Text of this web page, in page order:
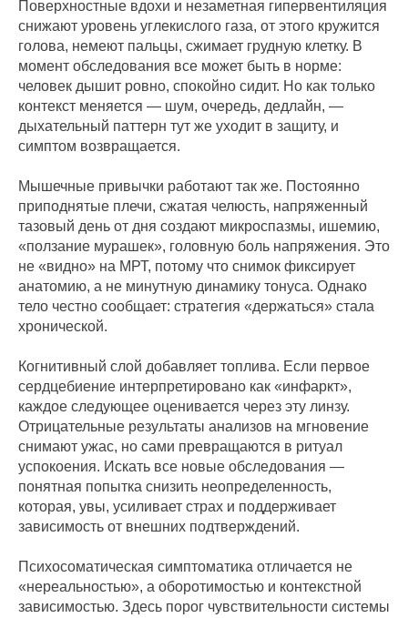
Поверхностные вдохи и незаметная гипервентиляция
снижают уровень углекислого газа, от этого кружится
голова, немеют пальцы, сжимает грудную клетку. В
момент обследования все может быть в норме:
человек дышит ровно, спокойно сидит. Но как только
контекст меняется — шум, очередь, дедлайн, —
дыхательный паттерн тут же уходит в защиту, и
симптом возвращается.
Мышечные привычки работают так же. Постоянно
приподнятые плечи, сжатая челюсть, напряженный
тазовый день от дня создают микроспазмы, ишемию,
«ползание мурашек», головную боль напряжения. Это
не «видно» на МРТ, потому что снимок фиксирует
анатомию, а не минутную динамику тонуса. Однако
тело честно сообщает: стратегия «держаться» стала
хронической.
Когнитивный слой добавляет топлива. Если первое
сердцебиение интерпретировано как «инфаркт»,
каждое следующее оценивается через эту линзу.
Отрицательные результаты анализов на мгновение
снимают ужас, но сами превращаются в ритуал
успокоения. Искать все новые обследования —
понятная попытка снизить неопределенность,
которая, увы, усиливает страх и поддерживает
зависимость от внешних подтверждений.
Психосоматическая симптоматика отличается не
«нереальностью», а оборотимостью и контекстной
зависимостью. Здесь порог чувствительности системы